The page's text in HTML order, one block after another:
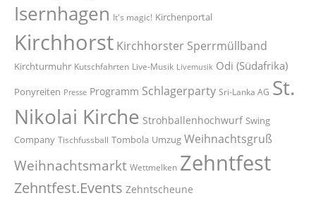
Isernhagen It's magic! Kirchenportal
Kirchhorst Kirchhorster Sperrmüllband
Kirchturmuhr Kutschfahrten Live-Musik Livemusik Odi (Südafrika)
Ponyreiten Presse Programm Schlagerparty Sri-Lanka AG St.
Nikolai Kirche Strohballenhochwurf Swing
Company Tischfussball Tombola Umzug Weihnachtsgruß
Weihnachtsmarkt Wettmelken Zehntfest
Zehntfest.Events Zehntscheune